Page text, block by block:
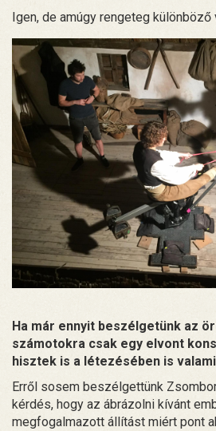
Igen, de amúgy rengeteg különböző
Ha már ennyit beszélgetünk az
számotokra csak egy elvont
hisztek is a létezésében is
Erről sosem beszélgettünk
kérdés, hogy az ábrázolni kívánt
megfogalmazott állítást miért pont